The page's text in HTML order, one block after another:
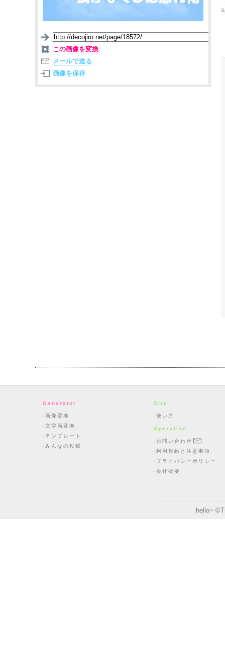
この画像を変換
メールで送る
画像を保存
Generator
画像変換
文字画変換
テンプレート
みんなの投稿
Site
使い方
Operation
お問い合わせ
利用規約と注意事項
プライバシーポリシー
会社概要
hello~ ©